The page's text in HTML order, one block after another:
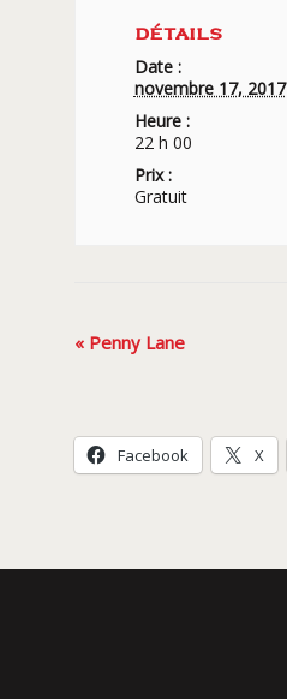
DÉTAILS
Date :
novembre 17, 2017
Heure :
22 h 00
Prix :
Gratuit
Navigation
« Penny Lane
Facebook X